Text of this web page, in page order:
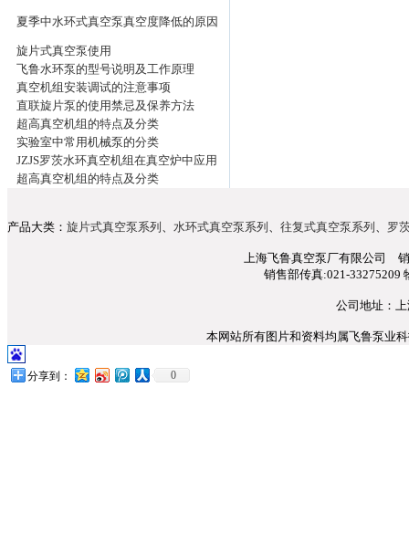
夏季中水环式真空泵真空度降低的原因
旋片式真空泵使用
飞鲁水环泵的型号说明及工作原理
真空机组安装调试的注意事项
直联旋片泵的使用禁忌及保养方法
超高真空机组的特点及分类
实验室中常用机械泵的分类
JZJS罗茨水环真空机组在真空炉中应用
超高真空机组的特点及分类
产品大类： 旋片式真空泵系列 、 水环式真空泵系列 、 往复式真空泵系列 、 罗
上海飞鲁真空泵厂有限公司
销售部传真:021-33275209
公司地址：
本网站所有图片和资料均属飞鲁泵业
分享到： 0